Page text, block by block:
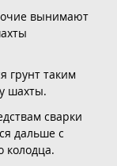
вынимают
грунт таким
шахты.
сварки
дальше с
колодца.